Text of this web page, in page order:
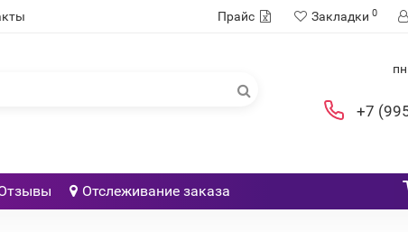
Прайс Закладки 0
+7
Отслеживание заказа